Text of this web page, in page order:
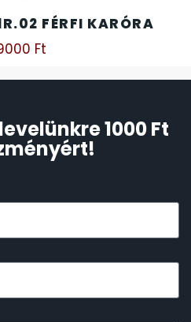
FÉRFI KARÓRA
Ft
1000 Ft